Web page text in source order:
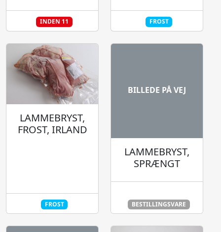
INDEN 11 FROST
LAMMEBRYST,
FROST, IRLAND
FROST
BILLEDE PÅ VEJ
LAMMEBRYST,
SPRÆNGT
BESTILLINGSVARE